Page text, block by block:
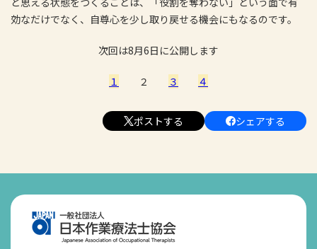
効なだけでなく、自尊心を少し取り戻せる機会にもなるのです。
次回は8月6日に公開します
１ ２ ３ ４
ポストする シェアする